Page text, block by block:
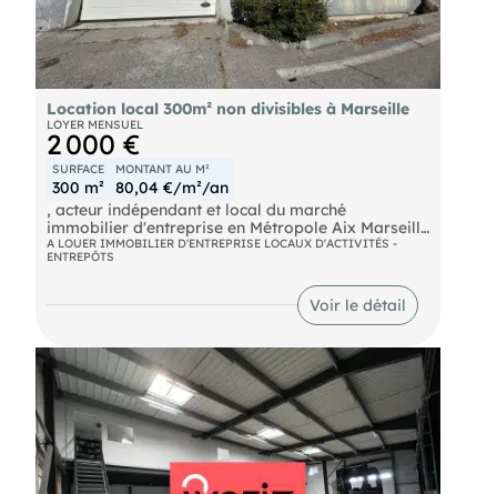
Location local 300m² non divisibles à Marseille
LOYER MENSUEL
2 000 €
SURFACE
300 m²
MONTANT AU M²
80,04 €/m²/an
, acteur indépendant et local du marché
immobilier d'entreprise en Métropole Aix Marseille
Provence, vous propose à la location un espace
de 300 m² non divisibles à Marseille, idéal pour
des activités industrielles ou de stockage. Ce site
sécurisé offre deux portes sectionnelles, des
bureaux, des parkings, un accès poids lourds et un
A LOUER IMMOBILIER D'ENTREPRISE LOCAUX D'ACTIVITÉS -
ENTREPÔTS
Voir le détail